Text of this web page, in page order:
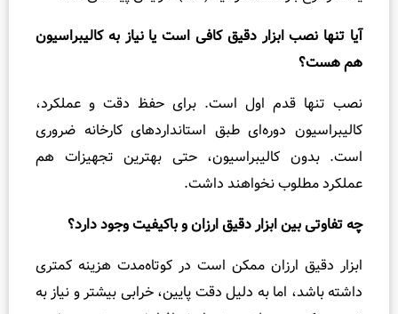
نصب ابزار دقیق کافی است یا نیاز به کالیبراسیون
تنها قدم اول است. برای حفظ دقت و عملکرد،
دوره‌ای طبق استانداردهای کارخانه ضروری
بدون کالیبراسیون، حتی بهترین تجهیزات هم
مطلوب نخواهند داشت.
بین ابزار دقیق ارزان و باکیفیت وجود دارد؟
دقیق ارزان ممکن است در کوتاه‌مدت هزینه کمتری
باشد، اما به دلیل دقت پایین، خرابی بیشتر و نیاز به